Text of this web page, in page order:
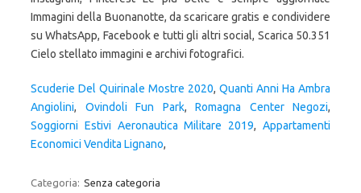
Scuderie Del Quirinale Mostre 2020, Quanti Anni Ha Ambra
Angiolini, Ovindoli Fun Park, Romagna Center Negozi,
Soggiorni Estivi Aeronautica Militare 2019,Appartamenti
Economici Vendita Lignano,
Categoria: Senza categoria